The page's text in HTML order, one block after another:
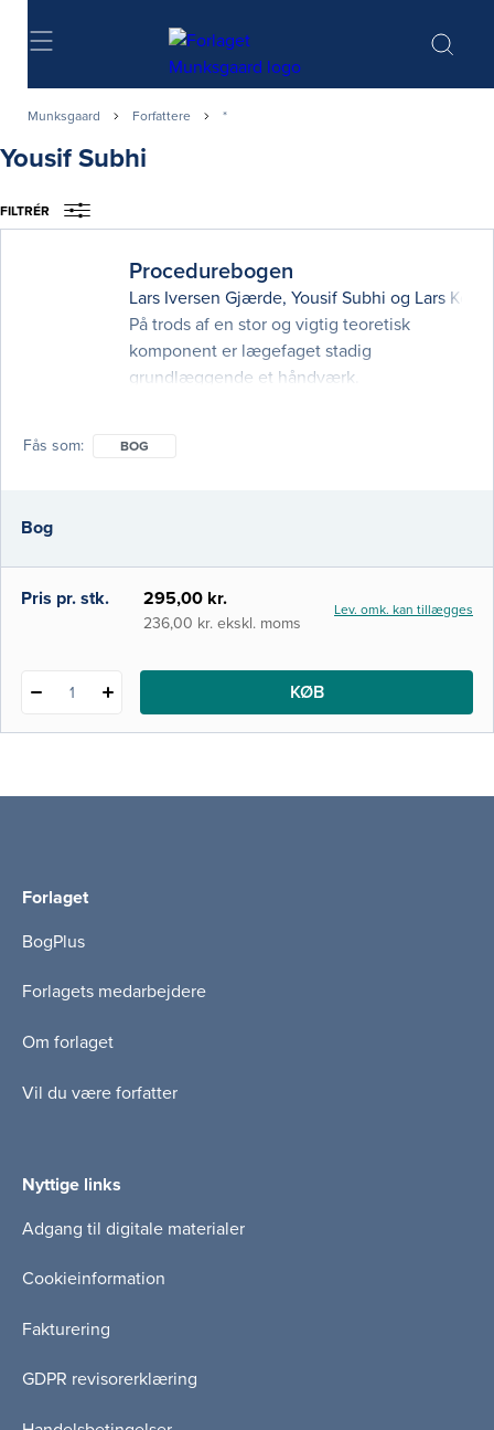
Søg
Munksgaard Forfattere *
Yousif Subhi
FILTRÉR
Procedurebogen
Lars Iversen Gjærde, Yousif Subhi og Lars
På trods af en stor og vigtig teoretisk
komponent er lægefaget stadig
grundlæggende et håndværk.
betydning for behandlingens kvalitet og
Bogen er ideel når beslutningen om
proceduren er taget og
Fås som BOG
Bog
Pris pr. stk. 295,00 kr.
236,00 kr. ekskl. moms
Lev. omk. kan tillægges
1 KØB
Forlaget
BogPlus
Forlagets medarbejdere
Om forlaget
Vil du være forfatter
Nyttige links
Adgang til digitale materialer
Cookieinformation
Fakturering
GDPR revisorerklæring